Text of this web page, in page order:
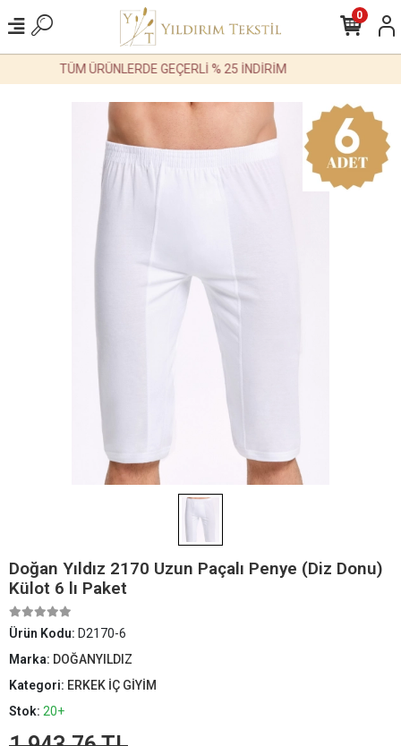
TÜM ÜRÜNLERDE GEÇERLİ % 25 İNDİRİM
0
Doğan Yıldız 2170 Uzun Paçalı Penye (Diz Donu)
Külot 6 lı Paket
Ürün Kodu: D2170-6
Marka: DOĞANYILDIZ
Kategori: ERKEK İÇ GİYİM
Stok: 20+